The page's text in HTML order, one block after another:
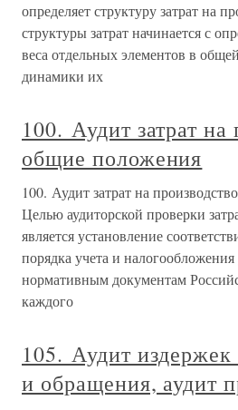
определяет структуру затрат на
структуры затрат начинается с
веса отдельных элементов в
динамики их
100. Аудит затрат на
общие положения
100. Аудит затрат на
Целью аудиторской проверки
является установление
порядка учета и
нормативным документам
каждого
105. Аудит издержек
и обращения, аудит